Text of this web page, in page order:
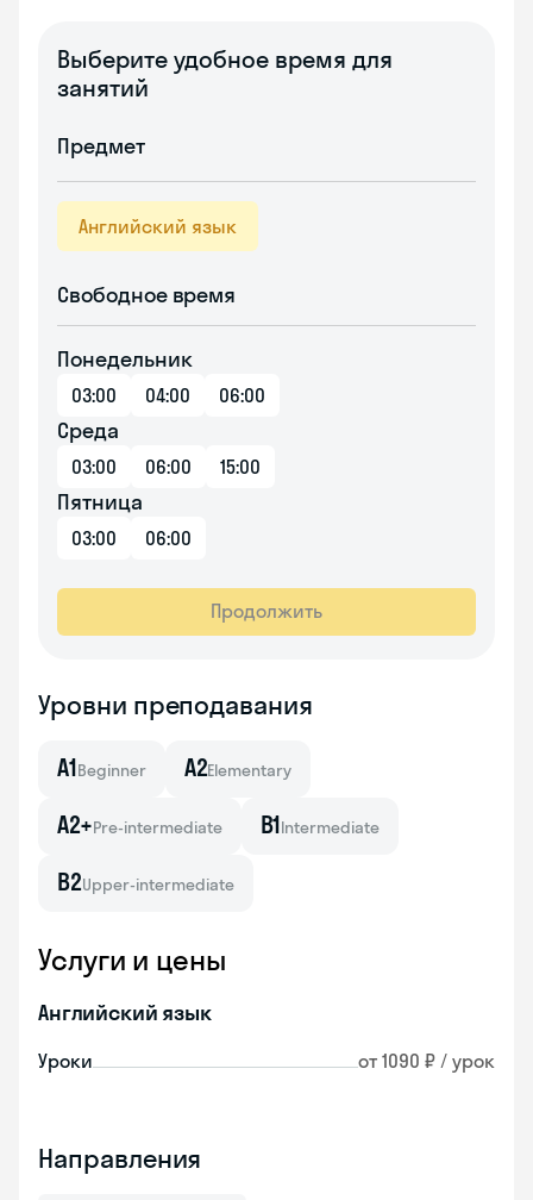
Выберите удобное время для
занятий
Предмет
Английский язык
Свободное время
Понедельник
03:00 04:00 06:00
Среда
03:00 06:00 15:00
Пятница
03:00 06:00
Продолжить
Уровни преподавания
A1Beginner A2Elementary
A2+Pre-intermediate B1Intermediate
B2Upper-intermediate
Услуги и цены
Английский язык
Уроки от 1090 ₽ / урок
Направления